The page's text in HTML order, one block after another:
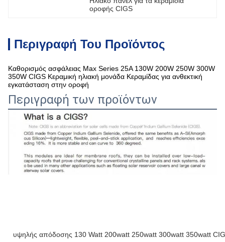
οροφής CIGS
Περιγραφή Του Προϊόντος
Καθορισμός ασφάλειας Max Series 25A 130W 200W 250W 300W
350W CIGS Κεραμική ηλιακή μονάδα Κεραμίδας για ανθεκτική
εγκατάσταση στην οροφή
Περιγραφή των προϊόντων
υψηλής απόδοσης 130 Watt 200watt 250watt 300watt 350watt